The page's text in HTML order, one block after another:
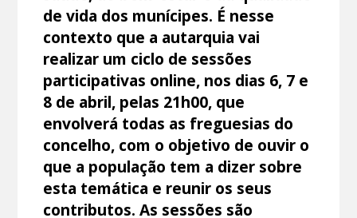
de vida dos munícipes. É nesse
contexto que a autarquia vai
realizar um ciclo de sessões
participativas online, nos dias 6, 7 e
8 de abril, pelas 21h00, que
envolverá todas as freguesias do
concelho, com o objetivo de ouvir o
que a população tem a dizer sobre
esta temática e reunir os seus
contributos. As sessões são